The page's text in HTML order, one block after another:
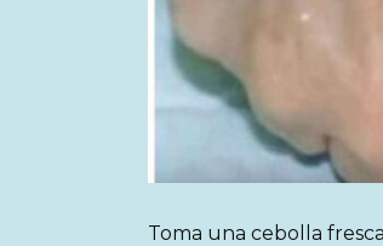
Toma una cebolla